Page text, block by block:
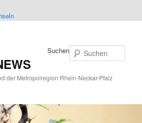
der Metropolregion Rhein-Neckar-Pfalz
Suchen